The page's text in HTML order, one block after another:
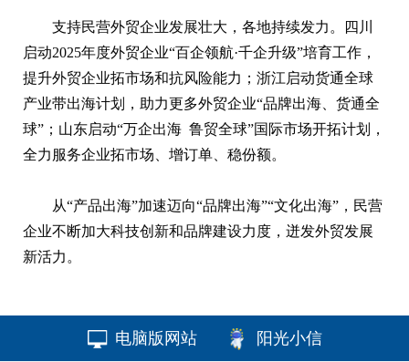
支持民营外贸企业发展壮大，各地持续发力。四川
启动2025年度外贸企业“百企领航·千企升级”培育工作，
提升外贸企业拓市场和抗风险能力；浙江启动货通全球
产业带出海计划，助力更多外贸企业“品牌出海、货通全
球”；山东启动“万企出海 鲁贸全球”国际市场开拓计划，
全力服务企业拓市场、增订单、稳份额。
从“产品出海”加速迈向“品牌出海”“文化出海”，民营
企业不断加大科技创新和品牌建设力度，迸发外贸发展
新活力。
电脑版网站 阳光小信